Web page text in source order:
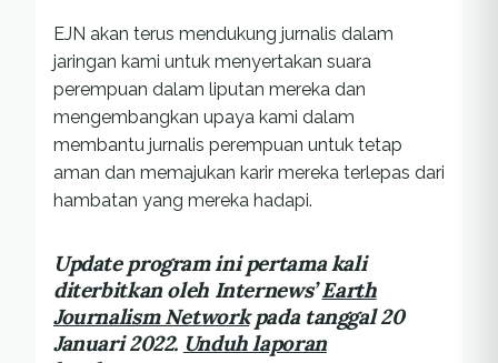
EJN akan terus mendukung jurnalis dalam
jaringan kami untuk menyertakan suara
perempuan dalam liputan mereka dan
mengembangkan upaya kami dalam
membantu jurnalis perempuan untuk tetap
aman dan memajukan karir mereka terlepas dari
hambatan yang mereka hadapi.
Update program ini pertama kali
diterbitkan oleh Internews’Earth
Journalism Networkpada tanggal 20
Januari 2022. Unduh laporan